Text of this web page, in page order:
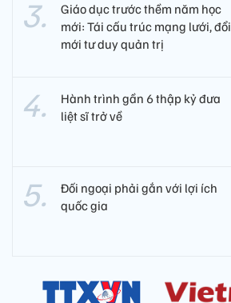
Giáo dục trước thềm năm học
mới: Tái cấu trúc mạng lưới, đổi
mới tư duy quản trị
Hành trình gần 6 thập kỷ đưa
liệt sĩ trở về
Đối ngoại phải gắn với lợi ích
quốc gia